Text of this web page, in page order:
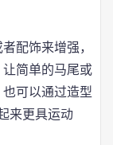
配饰来增强，
简单的马尾或
可以通过造型
来更具运动